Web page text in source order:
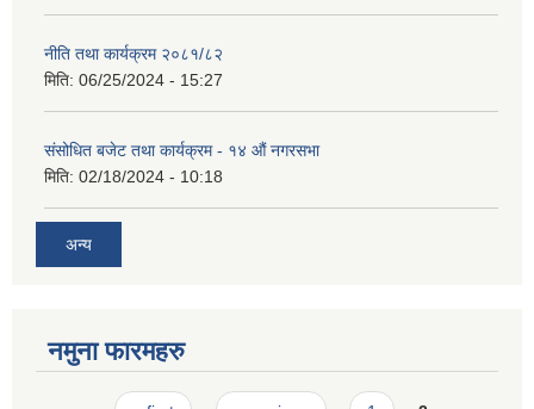
नीति तथा कार्यक्रम २०८१/८२
मिति: 06/25/2024 - 15:27
संसोधित बजेट तथा कार्यक्रम - १४ औं नगरसभा
मिति: 02/18/2024 - 10:18
अन्य
नमुना फारमहरु